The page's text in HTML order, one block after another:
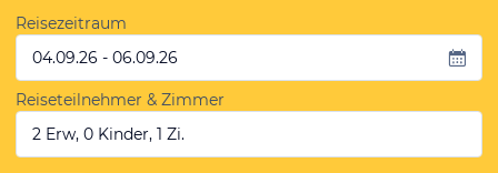
Reisezeitraum
04.09.26 - 06.09.26
Reiseteilnehmer & Zimmer
2 Erw, 0 Kinder, 1 Zi.